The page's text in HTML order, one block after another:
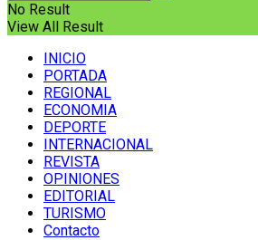
No Result
View All Result
INICIO
PORTADA
REGIONAL
ECONOMIA
DEPORTE
INTERNACIONAL
REVISTA
OPINIONES
EDITORIAL
TURISMO
Contacto